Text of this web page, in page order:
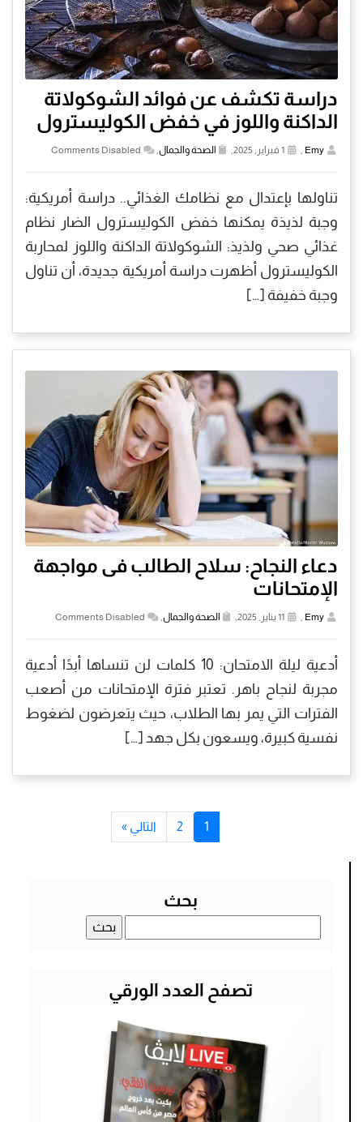
دراسة تكشف عن فوائد الشوكولاتة
الداكنة واللوز في خفض الكوليسترول
Emy
, الصحة والجمال,
Comments Disabled
تناولها بإعتدال مع نظامك الغذائي.. دراسة أمريكية:
وجبة لذيذة يمكنها خفض الكوليسترول الضار نظام
غذائي صحي ولذيذ: الشوكولاتة الداكنة واللوز لمحاربة
الكوليسترول أظهرت دراسة أمريكية جديدة، أن تناول
وجبة خفيفة […]
دعاء النجاح: سلاح الطالب فى مواجهة
الإمتحانات
Emy
, الصحة والجمال,
Comments Disabled
أدعية ليلة الامتحان: 10 كلمات لن تنساها أبدًا أدعية
مجربة لنجاح باهر. تعتبر فترة الإمتحانات من أصعب
الفترات التي يمر بها الطلاب، حيث يتعرضون لضغوط
نفسية كبيرة، ويسعون بكل جهد […]
1
2 التالي »
بحث
عن:
تصفح العدد الورقي